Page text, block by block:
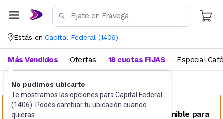
Estás en Capital Federal (1406)
No pudimos ubicarte
Te mostramos las opciones para Capital Federal
(1406). Podés cambiar tu ubicación cuando
quieras.
Más Vendidos Ofertas 18 cuotas FIJAS Especial Café
Tablets Tablet
Este producto no se encuentra disponible para